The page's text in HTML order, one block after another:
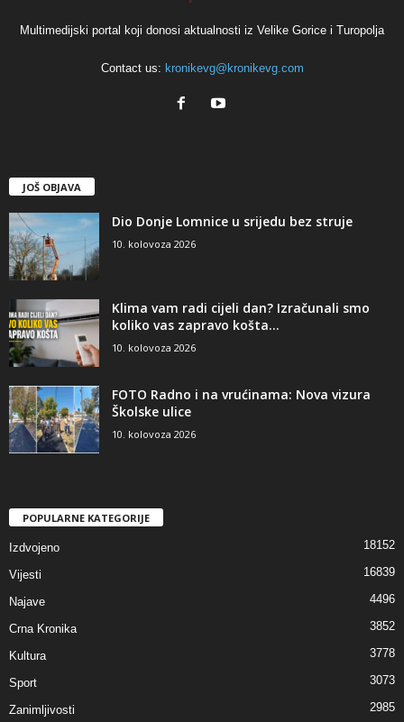
Multimedijski portal koji donosi aktualnosti iz Velike Gorice i Turopolja
Contact us: kronikevg@kronikevg.com
JOŠ OBJAVA
Dio Donje Lomnice u srijedu bez struje
10. kolovoza 2026
Klima vam radi cijeli dan? Izračunali smo
koliko vas zapravo košta...
10. kolovoza 2026
FOTO Radno i na vrućinama: Nova vizura
Školske ulice
10. kolovoza 2026
POPULARNE KATEGORIJE
Izdvojeno 18152
Vijesti 16839
Najave 4496
Crna Kronika 3852
Kultura 3778
Sport 3073
Zanimljivosti 2985